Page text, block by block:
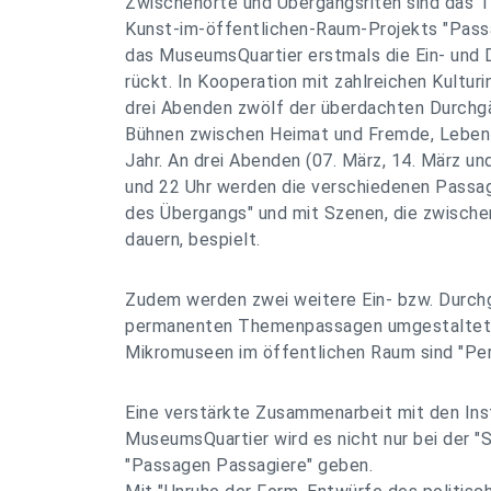
Kunst-im-öffentlichen-Raum-Projekts
das MuseumsQuartier erstmals die Ein- und
rückt. In Kooperation mit zahlreichen
drei Abenden zwölf der überdachten
Bühnen zwischen Heimat und Fremde,
Jahr. An drei Abenden (07. März, 14. März
und 22 Uhr werden die verschiedenen
des Übergangs" und mit Szenen, die
dauern, bespielt.
Zudem werden zwei weitere Ein- bzw.
permanenten Themenpassagen
Mikromuseen im öffentlichen Raum sind
Eine verstärkte Zusammenarbeit mit den
MuseumsQuartier wird es nicht nur bei der
"Passagen Passagiere" geben.